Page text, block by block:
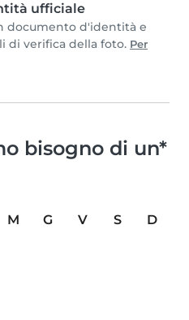
ufficiale
documento d'identità e
di verifica della foto. Per
bisogno di un*
M G V S
D